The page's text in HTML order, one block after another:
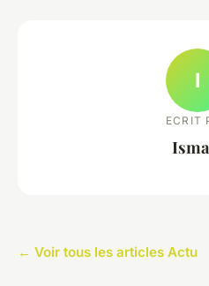
I
ECRIT
← Voir tous les articles Actu